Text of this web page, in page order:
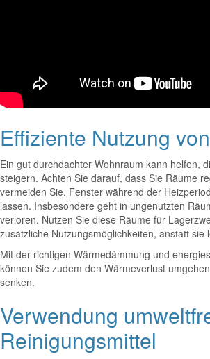
Effiziente Nutzung
Ein gut durchdachter Wohnraum kann helfen,
steigern. Achten Sie darauf, dass Sie Räume
vermeiden Sie, Fenster während der
lassen. Insbesondere geht in ungenutzten
verloren. Nutzen Sie diese Räume für
zusätzliche Nutzungsmöglichkeiten, anstatt sie
Mit der richtigen Wärmedämmung und
können Sie zudem den Wärmeverlust
senken.
Verwendung
Reinigungsmittel